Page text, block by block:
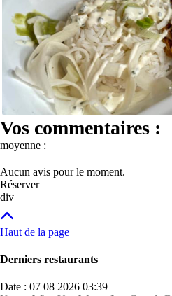
Vos commentaires :
moyenne :
Aucun avis pour le moment.
Réserver
div
Haut de la page
Derniers restaurants
Date : 07 08 2026 03:39